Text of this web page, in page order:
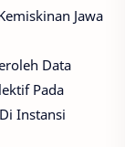
Jawa
Data
Pada
Instansi